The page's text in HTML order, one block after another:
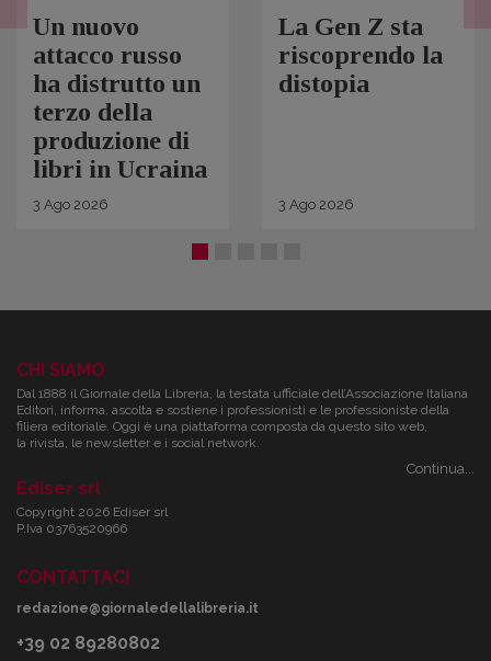
Un nuovo
attacco russo
ha distrutto un
terzo della
produzione di
libri in Ucraina
3 Ago 2026
La Gen Z sta
riscoprendo la
distopia
3 Ago 2026
CHI SIAMO
Dal 1888 il Giornale della Libreria, la testata ufficiale dell’Associazione Italiana
Editori, informa, ascolta e sostiene i professionisti e le professioniste della
filiera editoriale. Oggi è una piattaforma composta da questo sito web,
la rivista, le newsletter e i social network.
Continua...
Ediser srl
Copyright 2026 Ediser srl
P.Iva 03763520966
CONTATTACI
redazione@giornaledellalibreria.it
+39 02 89280802